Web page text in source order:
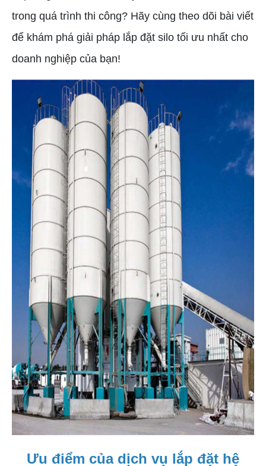
trong quá trình thi công? Hãy cùng theo dõi bài viết
để khám phá giải pháp lắp đặt silo tối ưu nhất cho
doanh nghiệp của bạn!
Ưu điểm của dịch vụ lắp đặt hệ